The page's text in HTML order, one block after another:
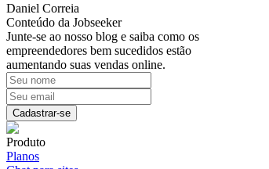
Daniel Correia
Conteúdo da Jobseeker
Junte-se ao nosso blog e saiba como os
empreendedores bem sucedidos estão
aumentando suas vendas online.
Cadastrar-se
Produto
Planos